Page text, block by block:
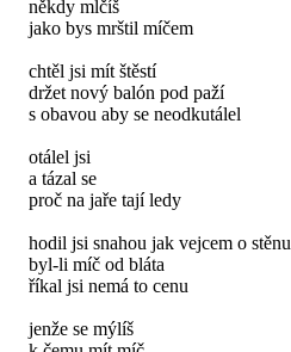
někdy mlčíš
jako bys mrštil míčem
chtěl jsi mít štěstí
držet nový balón pod paží
s obavou aby se neodkutálel
otálel jsi
a tázal se
proč na jaře tají ledy
hodil jsi snahou jak vejcem o stěnu
byl-li míč od bláta
říkal jsi nemá to cenu
jenže se mýlíš